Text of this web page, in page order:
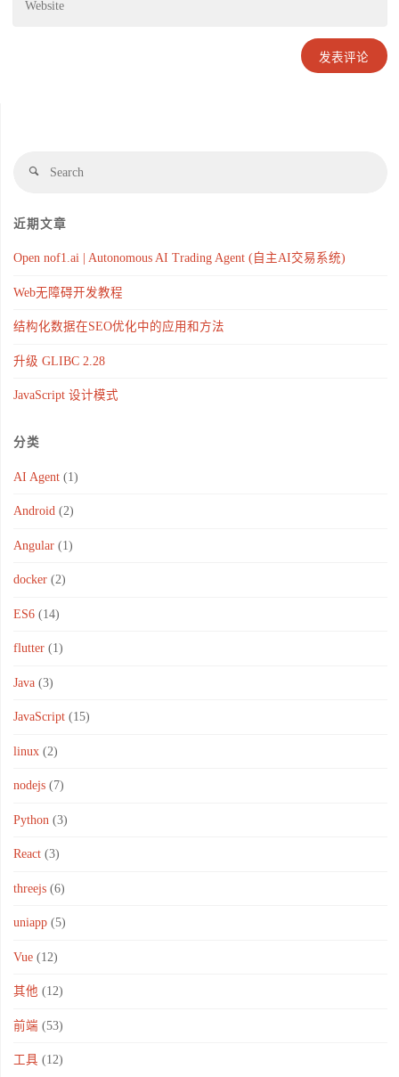
近期文章
Open nof1.ai | Autonomous AI Trading Agent (自主AI交易系统)
Web无障碍开发教程
结构化数据在SEO优化中的应用和方法
升级 GLIBC 2.28
JavaScript 设计模式
分类
AI Agent(1)
Android(2)
Angular(1)
docker(2)
ES6(14)
flutter(1)
Java(3)
JavaScript(15)
linux(2)
nodejs(7)
Python (3)
React(3)
threejs(6)
uniapp(5)
Vue(12)
其他 (12)
前端 (53)
工具 (12)